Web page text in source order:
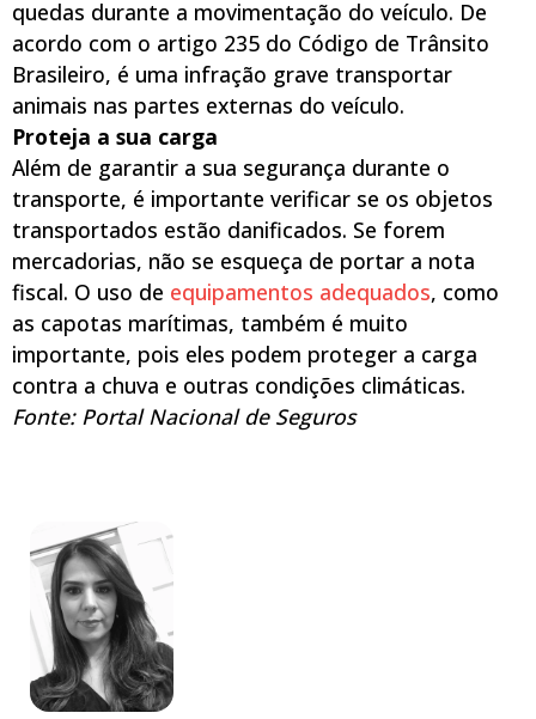
quedas durante a movimentação do veículo. De
acordo com o artigo 235 do Código de Trânsito
Brasileiro, é uma infração grave transportar
animais nas partes externas do veículo.
Proteja a sua carga
Além de garantir a sua segurança durante o
transporte, é importante verificar se os objetos
transportados estão danificados. Se forem
mercadorias, não se esqueça de portar a nota
fiscal. O uso de equipamentos adequados, como
as capotas marítimas, também é muito
importante, pois eles podem proteger a carga
contra a chuva e outras condições climáticas.
Fonte: Portal Nacional de Seguros